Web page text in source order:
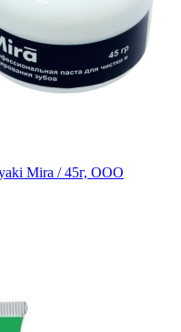
Mira / 45г, ООО